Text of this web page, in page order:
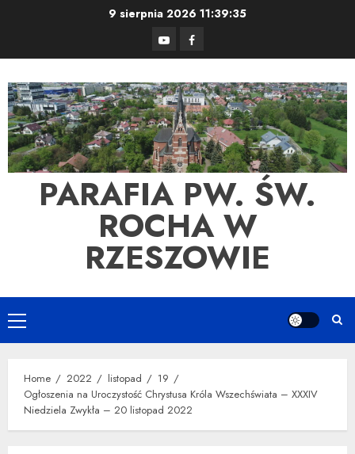
9 sierpnia 2026 11:39:35
YouTubeFacebook
PARAFIA PW. ŚW.
ROCHA W
RZESZOWIE
Primary
Menu
Home 2022 listopad
19
Ogłoszenia na Uroczystość Chrystusa Króla Wszechświata – XXXIV
Niedziela Zwykła – 20 listopad 2022